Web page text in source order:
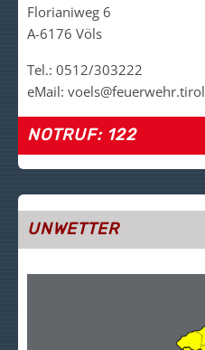
Florianiweg 6
A-6176 Völs
Tel.: 0512/303222
eMail: voels@feuerwehr.tirol
NOTRUF: 122
UNWETTER